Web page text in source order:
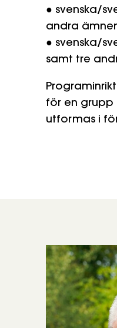
● svenska/
andra
● svenska/
samt tre
för en grupp
utformas i